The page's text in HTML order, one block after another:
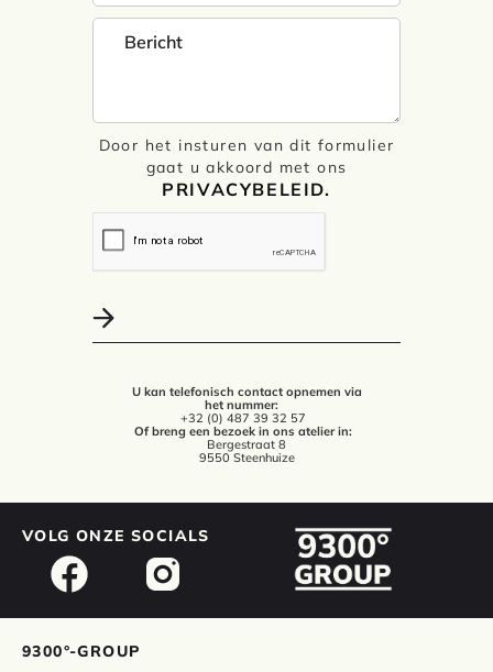
Door het insturen van dit formulier
gaat u akkoord met ons
PRIVACYBELEID.
U kan telefonisch contact opnemen via
het nummer:
+32 (0) 487 39 32 57
Of breng een bezoek in ons atelier in:
Bergestraat 8
9550 Steenhuize
VOLG ONZE SOCIALS
9300°-GROUP